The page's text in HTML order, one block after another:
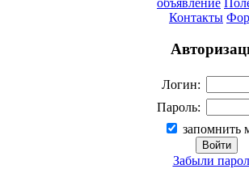
Контакты
Логин:
Пароль:
запомнить
Забыли